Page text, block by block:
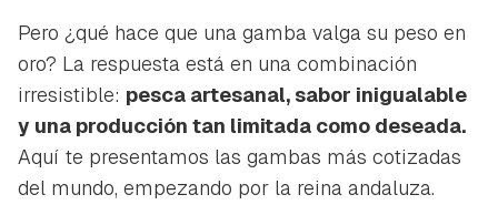
Pero ¿qué hace que una gamba valga su peso en
oro? La respuesta está en una combinación
irresistible: pesca artesanal, sabor inigualable
y una producción tan limitada como deseada.
Aquí te presentamos las gambas más cotizadas
del mundo, empezando por la reina andaluza.